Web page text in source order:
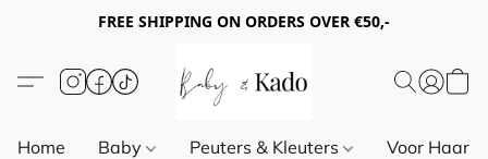
FREE SHIPPING ON ORDERS OVER €50,-
Home Baby Peuters & Kleuters Voor Haar